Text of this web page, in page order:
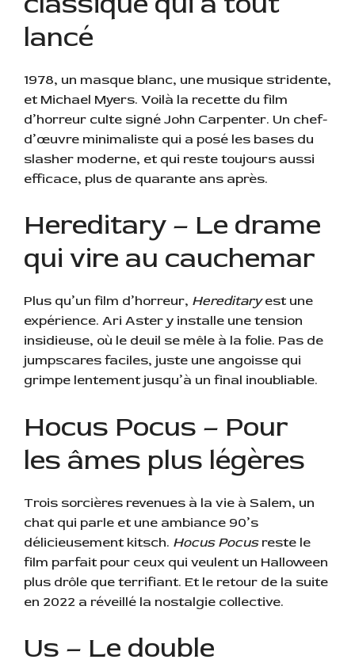
lancé
1978, un masque blanc, une musique stridente,
et Michael Myers. Voilà la recette du film
d’horreur culte signé John Carpenter. Un chef-
d’œuvre minimaliste qui a posé les bases du
slasher moderne, et qui reste toujours aussi
efficace, plus de quarante ans après.
Hereditary – Le drame
qui vire au cauchemar
Plus qu’un film d’horreur, Hereditaryest une
expérience. Ari Aster y installe une tension
insidieuse, où le deuil se mêle à la folie. Pas de
jumpscares faciles, juste une angoisse qui
grimpe lentement jusqu’à un final inoubliable.
Hocus Pocus – Pour
les âmes plus légères
Trois sorcières revenues à la vie à Salem, un
chat qui parle et une ambiance 90’s
délicieusement kitsch. Hocus Pocusreste le
film parfait pour ceux qui veulent un Halloween
plus drôle que terrifiant. Et le retour de la suite
en 2022 a réveillé la nostalgie collective.
Us – Le double